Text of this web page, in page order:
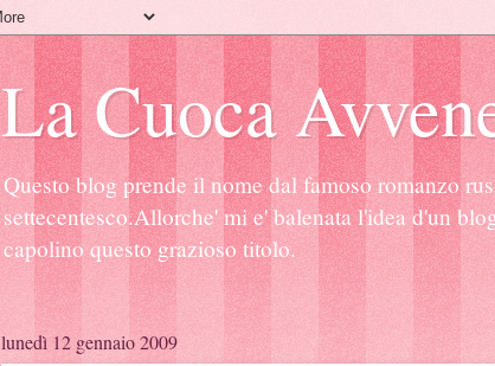
La Cuoca
Questo blog prende il nome dal famoso romanzo
settecentesco.Allorche' mi e' balenata l'idea d'un
capolino questo grazioso titolo.
lunedì 12 gennaio 2009